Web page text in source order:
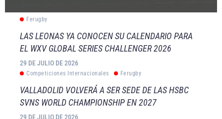
Ferugby
LAS LEONAS YA CONOCEN SU CALENDARIO PARA
EL WXV GLOBAL SERIES CHALLENGER 2026
29 DE JULIO DE 2026
Competiciones Internacionales Ferugby
VALLADOLID VOLVERÁ A SER SEDE DE LAS HSBC
SVNS WORLD CHAMPIONSHIP EN 2027
29 DE JULIO DE 2026